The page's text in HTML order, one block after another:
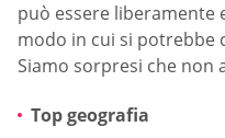
può essere liberamente
modo in cui si potrebbe
Siamo sorpresi che non
Top geografia